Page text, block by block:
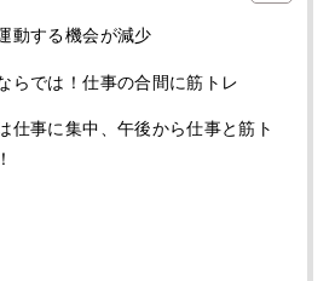
動する機会が減少
らでは！仕事の合間に筋トレ
仕事に集中、午後から仕事と筋ト